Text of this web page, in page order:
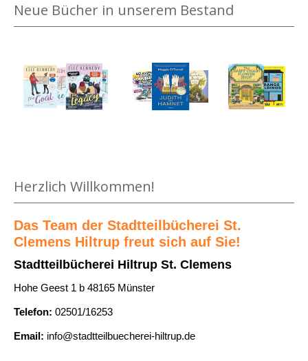
Neue Bücher in unserem Bestand
Herzlich Willkommen!
Das Team der Stadtteilbücherei St.
Clemens Hiltrup freut sich auf Sie!
Stadtteilbücherei Hiltrup St. Clemens
Hohe Geest 1 b 48165 Münster
Telefon: 02501/16253
Email: info@stadtteilbuecherei-hiltrup.de